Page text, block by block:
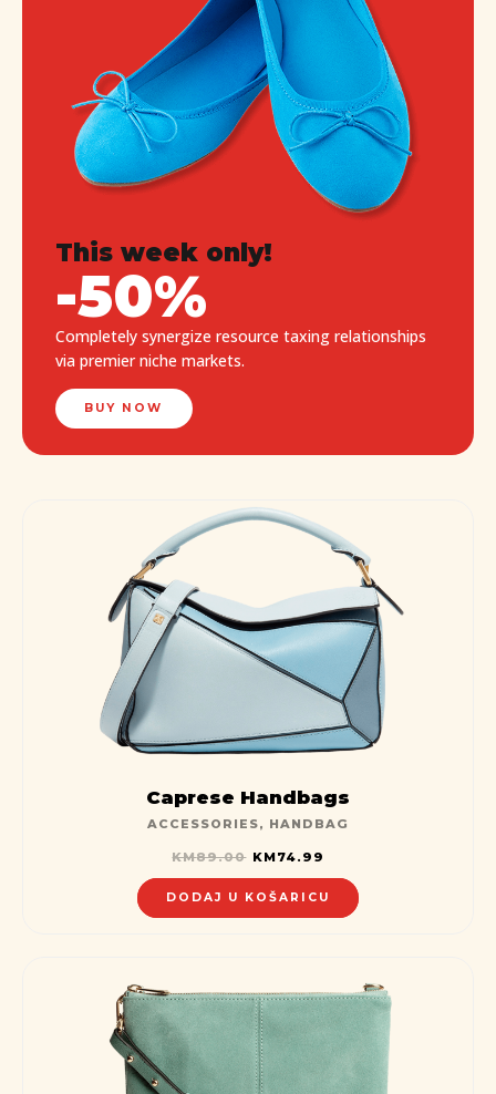
This week only!
-50%
Completely synergize resource taxing relationships
via premier niche markets.
BUY NOW
Caprese Handbags
ACCESSORIES, HANDBAG
KM89.00 KM74.99
DODAJ U KOŠARICU